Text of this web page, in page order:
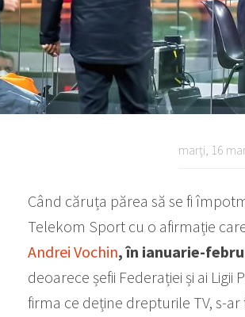
marți, 16
Când căruța părea să se fi
Telekom Sport cu o afirmație
Andrei Vochin, în ianuarie-
deoarece șefii Federației și ai
firma ce deține drepturile TV, s-